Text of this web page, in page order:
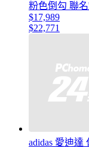
粉色倒勾 聯
$17,989
$22,771
adidas 愛迪達